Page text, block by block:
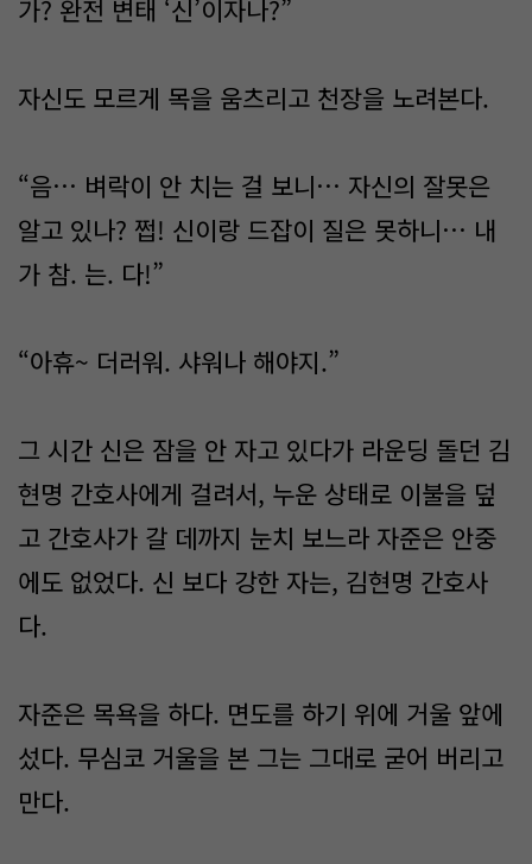
가? 완전 변태 ‘신’이자나?”
자신도 모르게 목을 움츠리고 천장을 노려본다.
“음… 벼락이 안 치는 걸 보니… 자신의 잘못은
알고 있나? 쩝! 신이랑 드잡이 질은 못하니… 내
가 참. 는. 다!”
“아휴~ 더러워. 샤워나 해야지.”
그 시간 신은 잠을 안 자고 있다가 라운딩 돌던 김
현명 간호사에게 걸려서, 누운 상태로 이불을 덮
고 간호사가 갈 데까지 눈치 보느라 자준은 안중
에도 없었다. 신 보다 강한 자는, 김현명 간호사
다.
자준은 목욕을 하다. 면도를 하기 위에 거울 앞에
섰다. 무심코 거울을 본 그는 그대로 굳어 버리고
만다.